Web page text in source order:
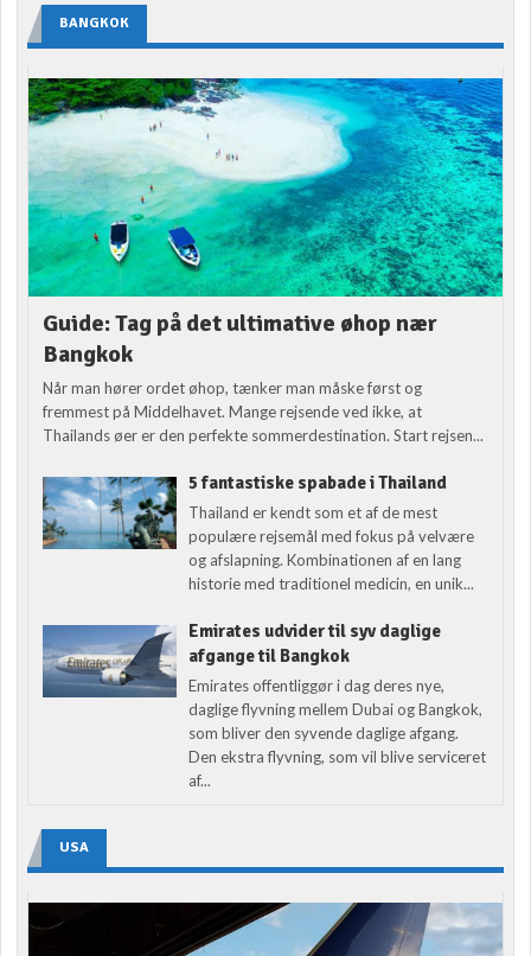
BANGKOK
Guide: Tag på det ultimative øhop nær
Bangkok
Når man hører ordet øhop, tænker man måske først og
fremmest på Middelhavet. Mange rejsende ved ikke, at
Thailands øer er den perfekte sommerdestination. Start rejsen...
5 fantastiske spabade i Thailand
Thailand er kendt som et af de mest
populære rejsemål med fokus på velvære
og afslapning. Kombinationen af en lang
historie med traditionel medicin, en unik...
Emirates udvider til syv daglige
afgange til Bangkok
Emirates offentliggør i dag deres nye,
daglige flyvning mellem Dubai og Bangkok,
som bliver den syvende daglige afgang.
Den ekstra flyvning, som vil blive serviceret
af...
USA